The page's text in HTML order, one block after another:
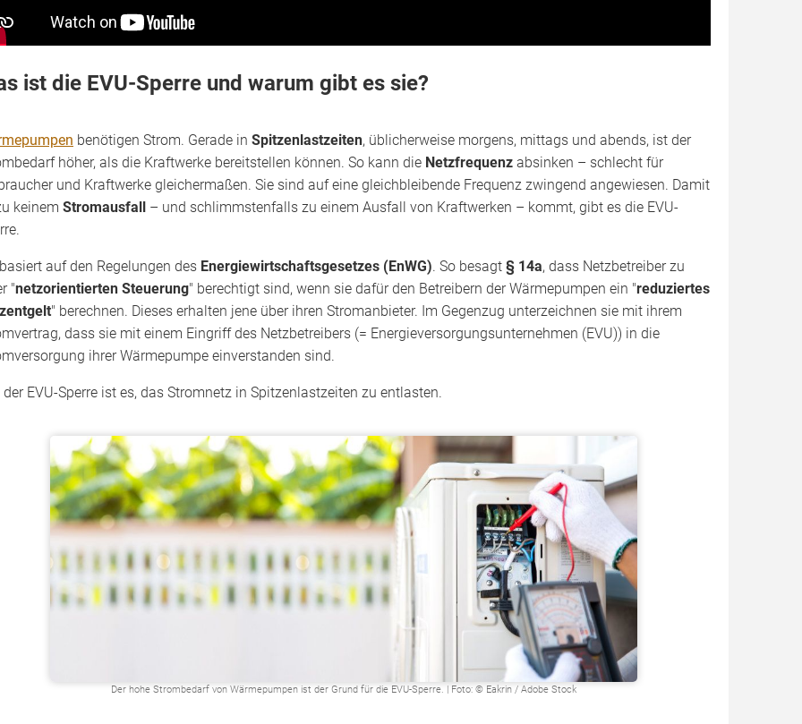
ist die EVU-Sperre und warum gibt es sie?
benötigen Strom. Gerade in Spitzenlastzeiten, üblicherweise morgens, mittags und abends, ist der
höher, als die Kraftwerke bereitstellen können. So kann die Netzfrequenz absinken – schlecht für
und Kraftwerke gleichermaßen. Sie sind auf eine gleichbleibende Frequenz zwingend angewiesen. Damit
keinem Stromausfall – und schlimmstenfalls zu einem Ausfall von Kraftwerken – kommt, gibt es die EVU-
auf den Regelungen des Energiewirtschaftsgesetzes (EnWG). So besagt § 14a, dass Netzbetreiber zu
"netzorientierten Steuerung" berechtigt sind, wenn sie dafür den Betreibern der Wärmepumpen ein "reduziertes
" berechnen. Dieses erhalten jene über ihren Stromanbieter. Im Gegenzug unterzeichnen sie mit ihrem
dass sie mit einem Eingriff des Netzbetreibers (= Energieversorgungsunternehmen (EVU)) in die
ihrer Wärmepumpe einverstanden sind.
EVU-Sperre ist es, das Stromnetz in Spitzenlastzeiten zu entlasten.
Der hohe Strombedarf von Wärmepumpen ist der Grund für die EVU-Sperre. | Foto: © Eakrin / Adobe Stock